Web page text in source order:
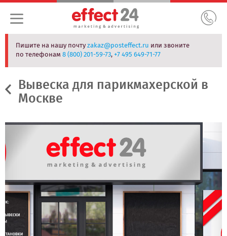
Пишите на нашу почтуzakaz@posteffect.ru или звоните
по телефонам8 (800) 201-59-73,+7 495 649-71-77
Вывеска для парикмахерской в
Москве